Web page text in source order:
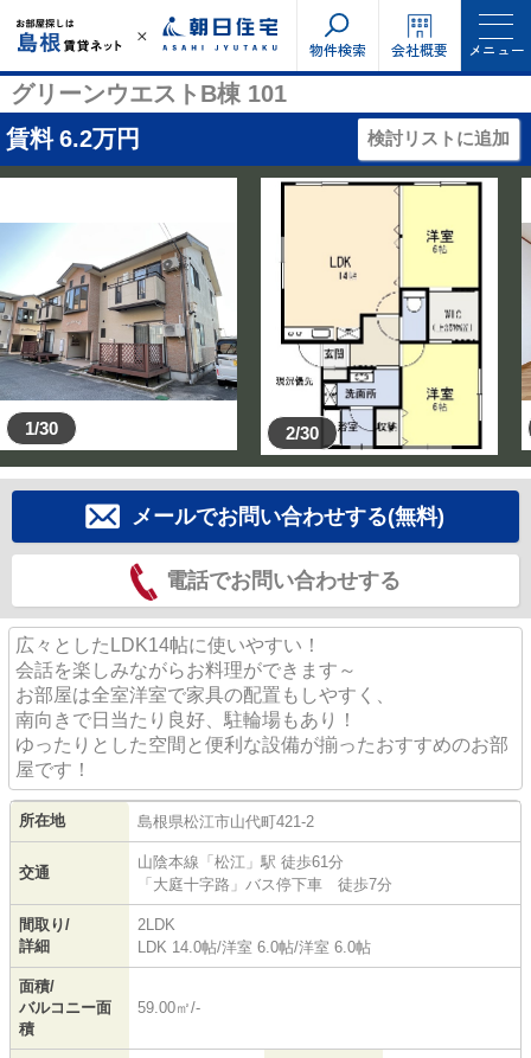
物件検索 会社概要 メニュー
グリーンウエストB棟 101
賃料 6.2万円 検討リストに追加
1/30 2/30
メールでお問い合わせする(無料)
電話でお問い合わせする
広々としたLDK14帖に使いやすい！
会話を楽しみながらお料理ができます～
お部屋は全室洋室で家具の配置もしやすく、
南向きで日当たり良好、駐輪場もあり！
ゆったりとした空間と便利な設備が揃ったおすすめのお部
屋です！
所在地 島根県松江市山代町421-2
交通
山陰本線 「 松江 」駅 徒歩61分
「大庭十字路」バス停下車 徒歩7分
間取り/
詳細
2LDK
LDK 14.0帖/洋室 6.0帖/洋室 6.0帖
面積/
バルコニー面
積
59.00㎡/-